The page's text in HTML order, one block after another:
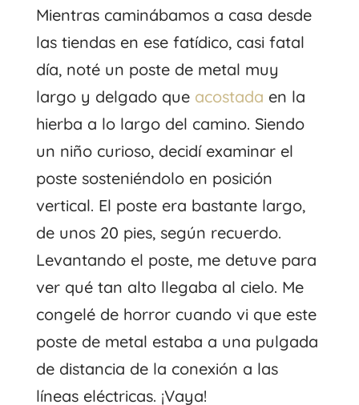
Mientras caminábamos a casa desde
las tiendas en ese fatídico, casi fatal
día, noté un poste de metal muy
largo y delgado que acostada en la
hierba a lo largo del camino. Siendo
un niño curioso, decidí examinar el
poste sosteniéndolo en posición
vertical. El poste era bastante largo,
de unos 20 pies, según recuerdo.
Levantando el poste, me detuve para
ver qué tan alto llegaba al cielo. Me
congelé de horror cuando vi que este
poste de metal estaba a una pulgada
de distancia de la conexión a las
líneas eléctricas. ¡Vaya!